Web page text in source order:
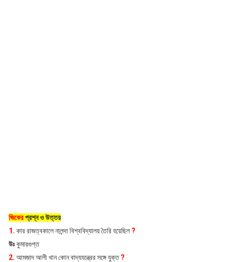
জিকেরপ্রশ্ন ও উত্তর
1. কার রাজত্বকালে নালন্দা বিশ্ববিদ্যালয় তৈরি হয়েছিল ?
উঃকুমারগুপ্ত
2. আমজাদ আলী খান কোন বাদ্যযন্ত্রের সঙ্গে যুক্ত?